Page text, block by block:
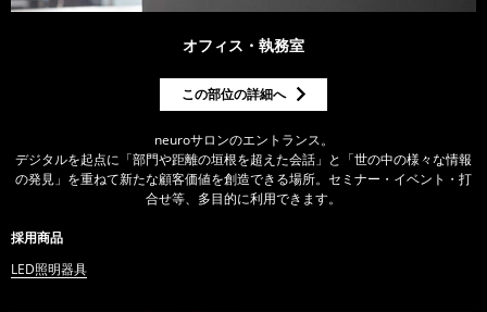
オフィス・執務室
この部位の詳細へ
neuroサロンのエントランス。
デジタルを起点に「部門や距離の垣根を超えた会話」と「世の中の様々な情報
の発見」を重ねて新たな顧客価値を創造できる場所。セミナー・イベント・打
合せ等、多目的に利用できます。
採用商品
LED照明器具